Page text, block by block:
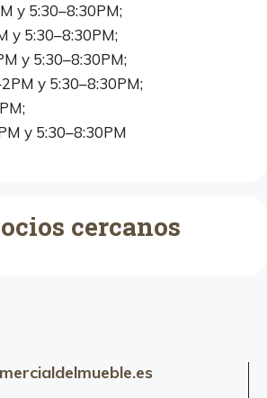
y 5:30–8:30PM;
y 5:30–8:30PM;
y 5:30–8:30PM;
y 5:30–8:30PM;
y 5:30–8:30PM
cercanos